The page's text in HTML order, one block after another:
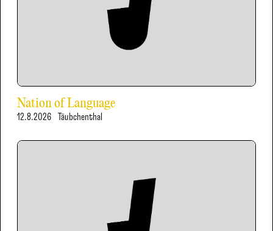
Nation of Language
12.8.2026 Täubchenthal